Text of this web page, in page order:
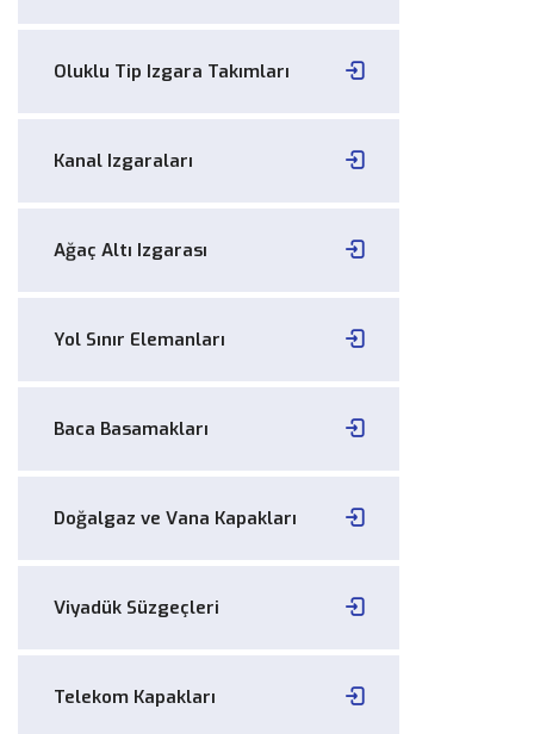
Oluklu Tip Izgara Takımları
Kanal Izgaraları
Ağaç Altı Izgarası
Yol Sınır Elemanları
Baca Basamakları
Doğalgaz ve Vana Kapakları
Viyadük Süzgeçleri
Telekom Kapakları